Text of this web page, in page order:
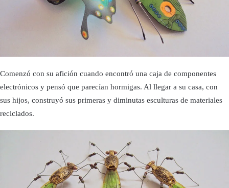
Comenzó con su afición cuando encontró una caja de componentes
electrónicos y pensó que parecían hormigas. Al llegar a su casa, con
sus hijos, construyó sus primeras y diminutas esculturas de materiales
reciclados.